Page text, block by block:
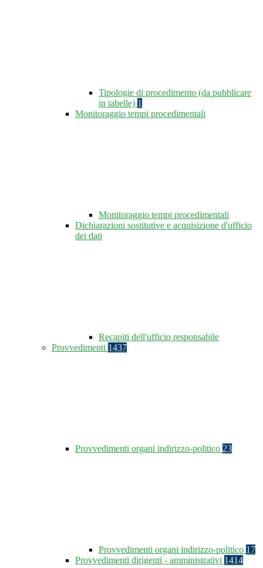
Tipologie di procedimento (da pubblicare
in tabelle) 1
Monitoraggio tempi procedimentali
Monitoraggio tempi procedimentali
Dichiarazioni sostitutive e acquisizione d'ufficio
dei dati
Recapiti dell'ufficio responsabile
Provvedimenti 1437
Provvedimenti organi indirizzo-politico 23
Provvedimenti organi indirizzo-politico 17
Provvedimenti dirigenti - amministrativi 1414